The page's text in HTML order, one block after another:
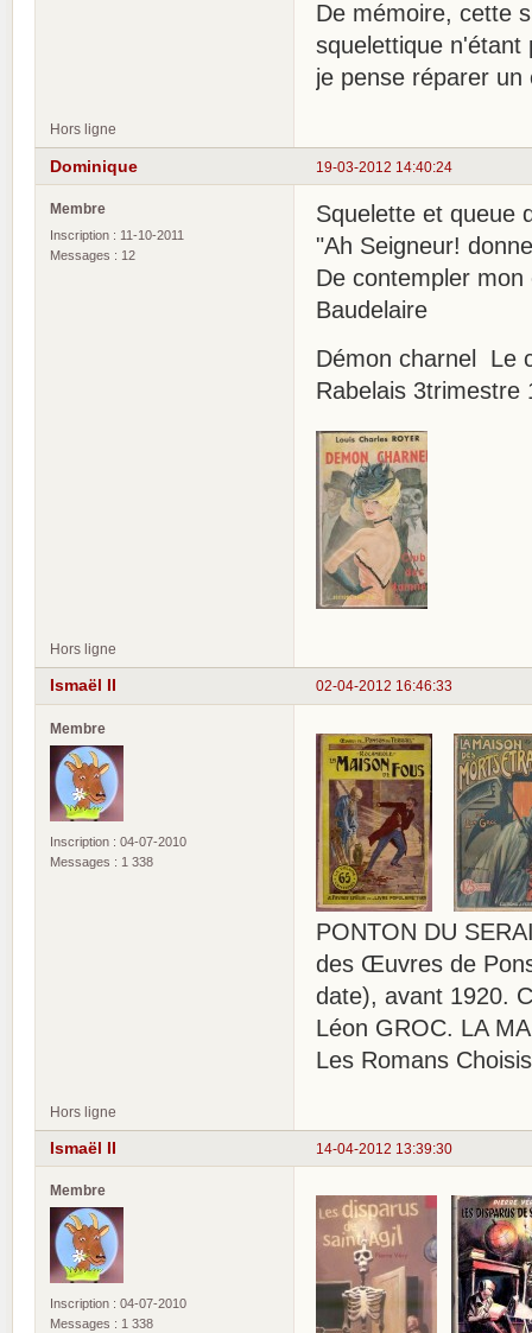
De mémoire, cette
squelettique n'étant
je pense réparer
Hors ligne
19-03-2012 14:40:24
Dominique
Membre
Inscription : 11-10-2011
Messages : 12
Squelette et queue
"Ah Seigneur!
De contempler
Baudelaire
Démon charnel Le
Rabelais 3trimestre
Hors ligne
02-04-2012 16:46:33
Ismaël II
Membre
Inscription : 04-07-2010
Messages : 1 338
PONTON DU
des Œuvres de
date), avant 1920.
Léon GROC. LA
Les Romans
Hors ligne
14-04-2012 13:39:30
Ismaël II
Membre
Inscription : 04-07-2010
Messages : 1 338